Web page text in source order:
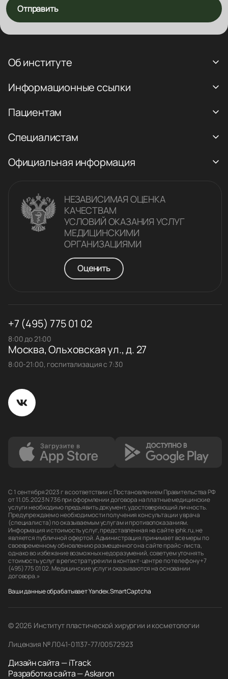
Отправить
Об институте
Информационные ссылки
Пациентам
Специалистам
Официальная информация
НЕЗАВИСИМАЯ ОЦЕНКА
КАЧЕСТВАM
УСЛОВИЙ ОКАЗАНИЯ УСЛУГ
МЕДИЦИНСКИМИ
ОРГАНИЗАЦИЯМИ
Оценить
+7 (495) 775 01 02
8:00 до 21:00
Москва, Ольховская ул., д. 27
8:00-21:00, госпитализация с 7:30
С 1 сентября 2023 г в соответствии с Постановлением Правительства РФ
от 11.05.2023 N 736 при оформлении договора на платные медицинские
услуги необходимо предъявить документ, удостоверяющий личность.
Предупреждаем о необходимости получения консультации у врача
(специалиста) по оказываемым услугам и противопоказаниям.
Информация и стоимость услуг, представленная на сайте iphk.ru, не
является публичной офертой. Администрация принимает все меры по
своевременному обновлению размещенного на сайте прайс-листа,
однако во избежание возможных недоразумений, советуем уточнять
стоимость услуг в регистратуре или в контакт-центре по телефону +7
(495) 775 01 02. Медицинские услуги оказываются на основании
договора.»
Ваши данные обрабатывает Yandex.SmartCaptcha
© 2026 Институт пластической хирургии и косметологии
Лицензия № Л041-01137-77/00572923
Дизайн сайта — iTrack
Разработка сайта — Askaron